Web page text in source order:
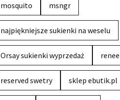
mosquito msngr
najpiękniejsze sukienki na weselu
Orsay sukienki wyprzedaż renee
reserved swetry sklep ebutik.pl